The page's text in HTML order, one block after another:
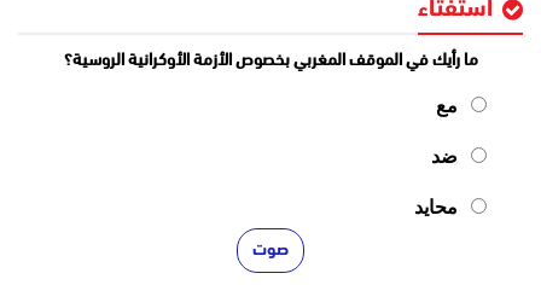
استفتاء
ما رأيك في الموقف المغربي بخصوص الأزمة الأوكرانية الروسية؟
مع
ضد
محايد